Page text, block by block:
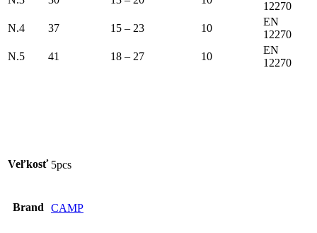
12270
N.4
37 15 – 23 10
EN
12270
N.5
41 18 – 27 10
EN
12270
Veľkosť 5pcs
Brand CAMP